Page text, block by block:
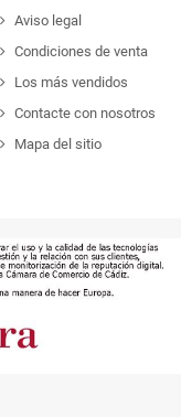
Aviso legal
Condiciones de venta
Los más vendidos
Contacte con nosotros
Mapa del sitio